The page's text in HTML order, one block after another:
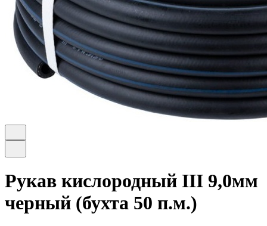
Рукав кислородный III 9,0мм
черный (бухта 50 п.м.)